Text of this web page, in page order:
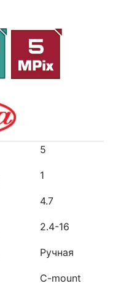
5
1
4.7
2.4-16
Ручная
C-mount